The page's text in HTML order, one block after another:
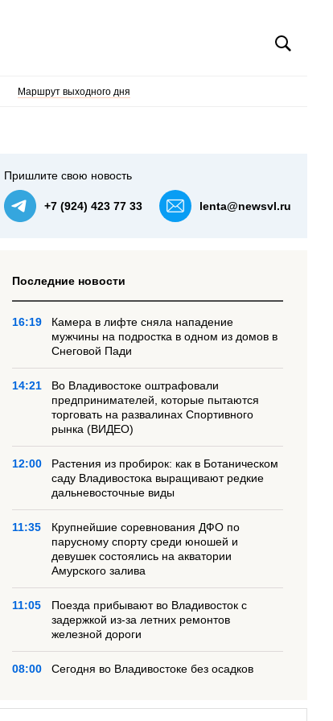
Маршрут выходного дня
Пришлите свою новость
+7 (924) 423 77 33 lenta@newsvl.ru
Последние новости
16:19
Камера в лифте сняла нападение
мужчины на подростка в одном из домов в
Снеговой Пади
14:21
Во Владивостоке оштрафовали
предпринимателей, которые пытаются
торговать на развалинах Спортивного
рынка (ВИДЕО)
12:00
Растения из пробирок: как в Ботаническом
саду Владивостока выращивают редкие
дальневосточные виды
11:35
Крупнейшие соревнования ДФО по
парусному спорту среди юношей и
девушек состоялись на акватории
Амурского залива
11:05
Поезда прибывают во Владивосток с
задержкой из-за летних ремонтов
железной дороги
08:00 Сегодня во Владивостоке без осадков